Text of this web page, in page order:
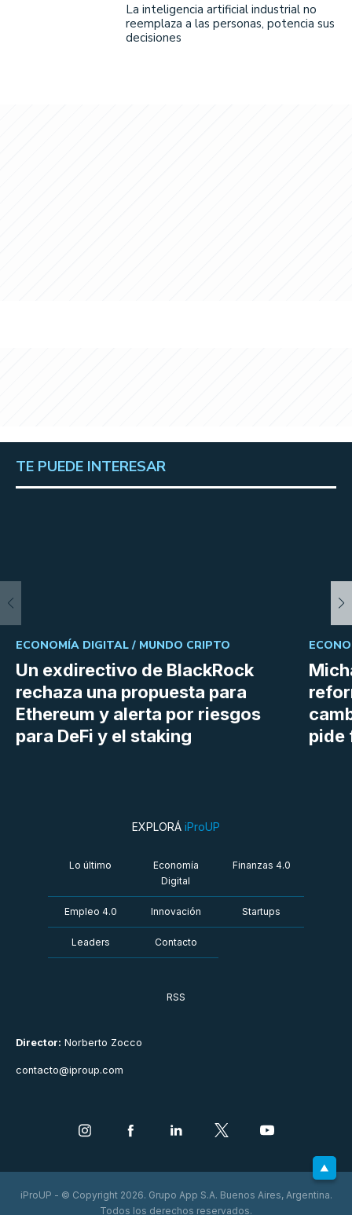
La inteligencia artificial industrial no
reemplaza a las personas, potencia sus
decisiones
TE PUEDE INTERESAR
Un exdirectivo de BlackRock
rechaza una propuesta para
Ethereum y alerta por riesgos
para DeFi y el staking
ECONOMÍA DIGITAL / MUNDO CRIPTO
pide
Director: Norberto Zocco
contacto@iproup.com
EXPLORÁ iProUP
Lo último
Economía
Digital
Finanzas 4.0
Empleo 4.0 Innovación Startups
Leaders Contacto
RSS
iProUP - © Copyright 2026. Grupo App S.A. Buenos Aires, Argentina.
Todos los derechos reservados.